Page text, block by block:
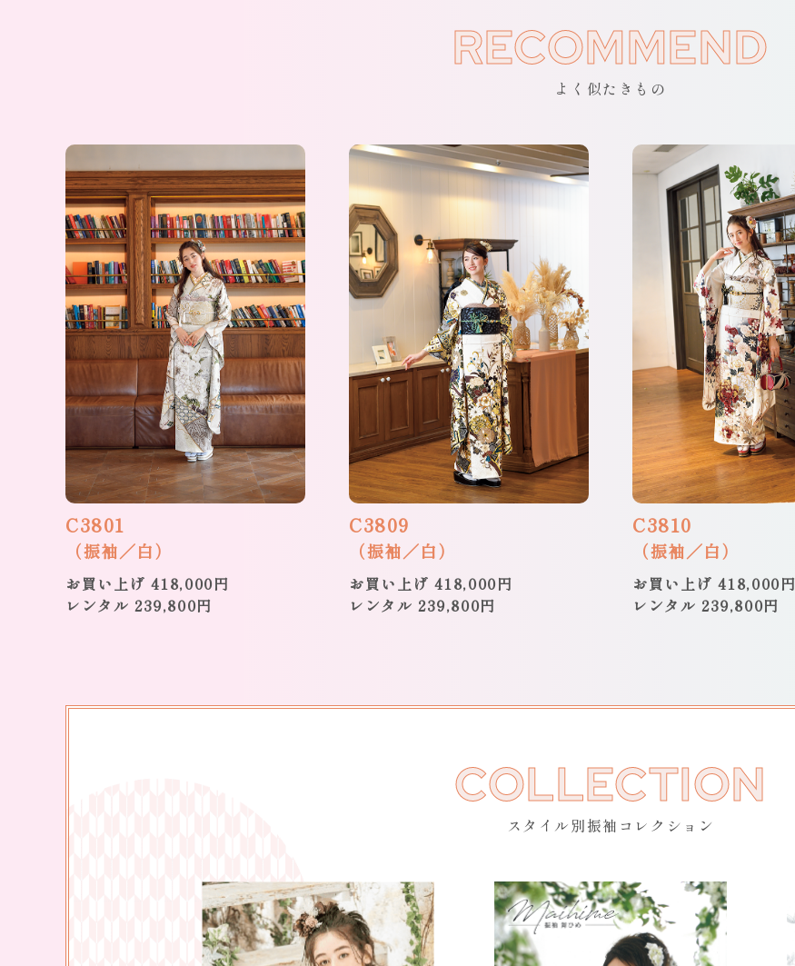
RECOMMEND
よく似たきもの
C3801
（振袖／白）
お買い上げ 418,000円
レンタル 239,800円
C3809
（振袖／白）
お買い上げ 418,000円
レンタル 239,800円
C3810
（振袖／白）
お買い上げ 418,000円
レンタル 239,800円
COLLECTION
スタイル別振袖コレクション